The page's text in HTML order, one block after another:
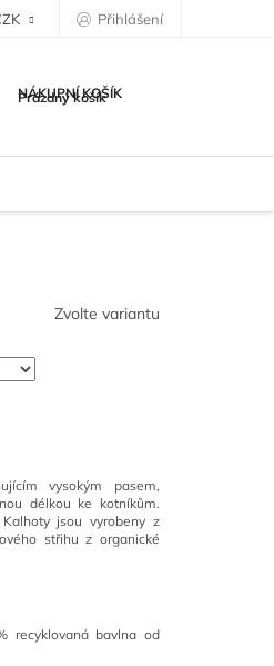
Přihlášení
NÁKUPNÍ KOŠÍK
Prázdný košík
Zvolte variantu
vysokým pasem,
délkou ke kotníkům.
jsou vyrobeny z
střihu z organické
recyklovaná bavlna od